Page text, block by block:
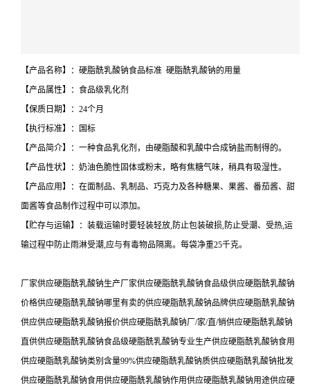
【产品名称】：硬脂酰乳酸钠食品标准 硬脂酰乳酸钠的用量
【产品属性】：食品级乳化剂
【保质日期】：24个月
【执行标准】：国标
【产品简介】：一种食品乳化剂，由硬脂酸和乳酸中合成钠盐而制得的。
【产品性状】：奶油色脆性固体或粉末，略有焦糖气味，稍具有吸湿性。
【产品应用】：在面制品、乳制品、巧克力及各种糖果、果酱、番茄酱、甜
面酱等食品制作过程中可以添加。
【贮存与运输】：装载运输时要轻装轻放,防止包装破损,防止受潮、受热,运
输过程中防止雨淋受潮,应与有毒物品隔离。每袋净重25千克。
厂家供应硬脂酰乳酸钠生产厂家供应硬脂酰乳酸钠食品级供应硬脂酰乳酸钠
价格供应硬脂酰乳酸钠哪里有卖的供应硬脂酰乳酸钠品牌供应硬脂酰乳酸钠
供应供应硬脂酰乳酸钠报价供应硬脂酰乳酸钠厂/家/直/销供应硬脂酰乳酸钠
直供供应硬脂酰乳酸钠食品级硬脂酰乳酸钠专业生产供应硬脂酰乳酸钠食用
供应硬脂酰乳酸钠类别含量99%供应硬脂酰乳酸钠质供应硬脂酰乳酸钠批发
供应硬脂酰乳酸钠食用供应硬脂酰乳酸钠作用供应硬脂酰乳酸钠用途供应硬